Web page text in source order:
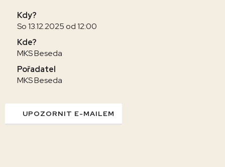
Kdy?
So 13.12.2025 od 12:00
Kde?
MKS Beseda
Pořadatel
MKS Beseda
UPOZORNIT E-MAILEM